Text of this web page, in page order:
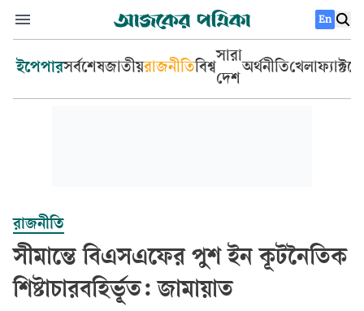
En
ইপেপারসর্বশেষজাতীয়রাজনীতিবিশ্ব
সারা
দেশ
অর্থনীতিখেলা
রাজনীতি
সীমান্তে বিএসএফের পুশ ইন কূটনৈতিক
শিষ্টাচারবহির্ভূত: জামায়াত